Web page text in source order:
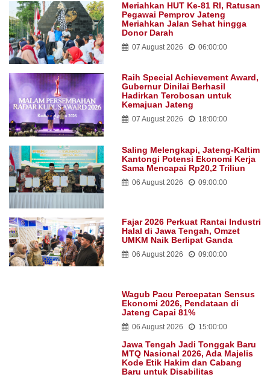
Meriahkan HUT Ke-81 RI, Ratusan
Pegawai Pemprov Jateng
Meriahkan Jalan Sehat hingga
Donor Darah
07 August 2026 06:00:00
Raih Special Achievement Award,
Gubernur Dinilai Berhasil
Hadirkan Terobosan untuk
Kemajuan Jateng
07 August 2026 18:00:00
Saling Melengkapi, Jateng-Kaltim
Kantongi Potensi Ekonomi Kerja
Sama Mencapai Rp20,2 Triliun
06 August 2026 09:00:00
Fajar 2026 Perkuat Rantai Industri
Halal di Jawa Tengah, Omzet
UMKM Naik Berlipat Ganda
06 August 2026 09:00:00
Wagub Pacu Percepatan Sensus
Ekonomi 2026, Pendataan di
Jateng Capai 81%
06 August 2026 15:00:00
Jawa Tengah Jadi Tonggak Baru
MTQ Nasional 2026, Ada Majelis
Kode Etik Hakim dan Cabang
Baru untuk Disabilitas